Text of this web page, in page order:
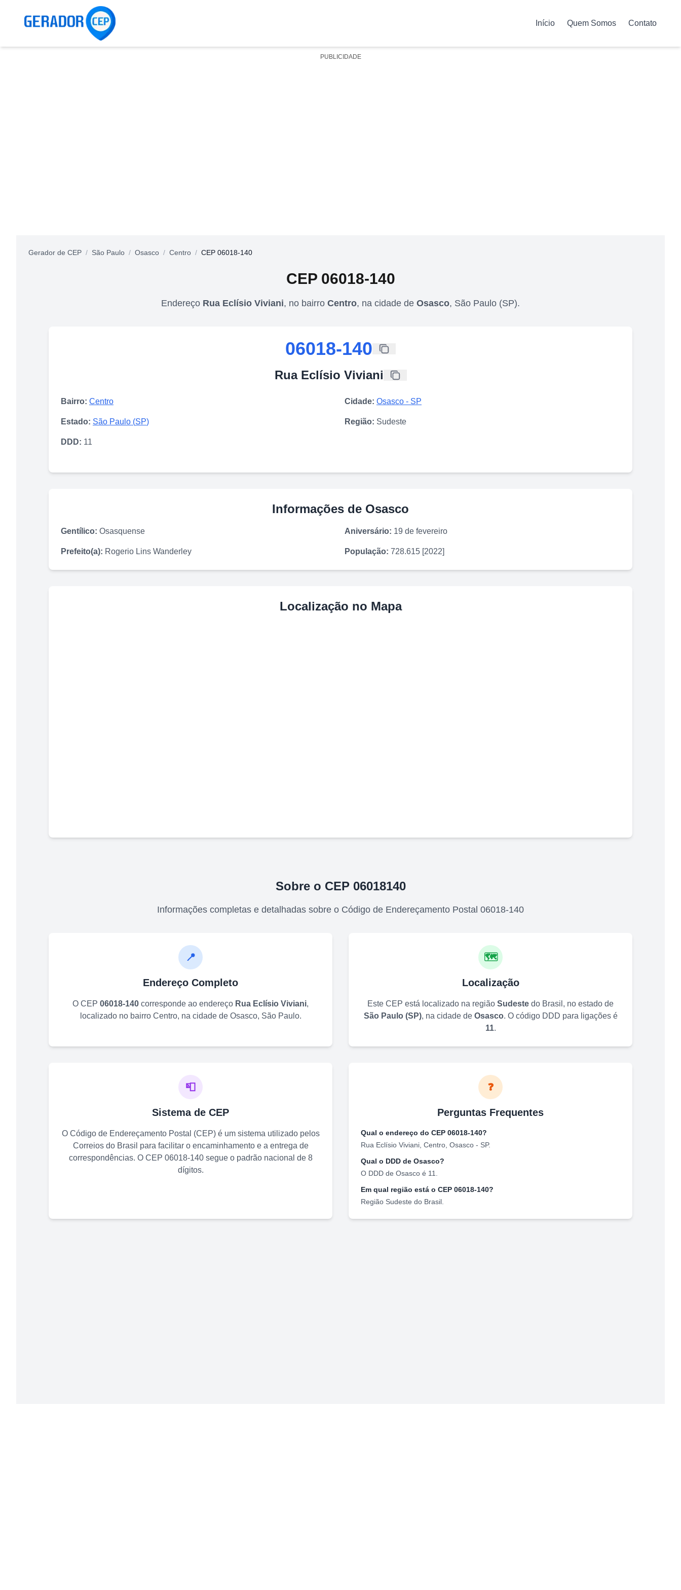
Início Quem Somos Contato
PUBLICIDADE
Gerador de CEP / São Paulo / Osasco / Centro / CEP 06018-140
CEP 06018-140
Endereço Rua Eclísio Viviani, no bairro Centro, na cidade de Osasco, São Paulo (SP).
06018-140
Rua Eclísio Viviani
Bairro: Centro Cidade: Osasco - SP
Estado: São Paulo (SP) Região: Sudeste
DDD: 11
Informações de Osasco
Gentílico: Osasquense Aniversário: 19 de fevereiro
Prefeito(a): Rogerio Lins Wanderley População: 728.615 [2022]
Localização no Mapa
Sobre o CEP 06018140
Informações completas e detalhadas sobre o Código de Endereçamento Postal 06018-140
📍
Endereço Completo
O CEP 06018-140 corresponde ao endereço Rua Eclísio Viviani,
localizado no bairro Centro, na cidade de Osasco, São Paulo.
🗺️
Localização
Este CEP está localizado na região Sudeste do Brasil, no estado de
São Paulo(SP), na cidade de Osasco. O código DDD para ligações é
11.
📮
Sistema de CEP
O Código de Endereçamento Postal (CEP) é um sistema utilizado pelos
Correios do Brasil para facilitar o encaminhamento e a entrega de
correspondências. O CEP 06018-140segue o padrão nacional de 8
dígitos.
❓
Perguntas Frequentes
Qual o endereço do CEP 06018-140?
Rua Eclísio Viviani Centro Osasco - SP.
Qual o DDD de Osasco?
O DDD de Osasco é 11
Em qual região está o CEP 06018-140?
Região Sudeste do Brasil.